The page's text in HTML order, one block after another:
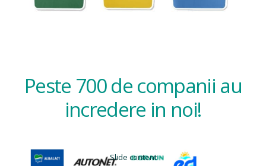
Peste 700 de companii au
incredere in noi!
Slide content